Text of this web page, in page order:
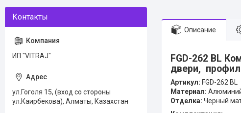
Описание
FGD-262 BL
двери,
Артикул: FGD-262 BL
Материал:
Отделка: Черный
ИП "VITRAJ"
ул.Гоголя 15, (вход со стороны
ул.Каирбекова), Алматы, Казахстан